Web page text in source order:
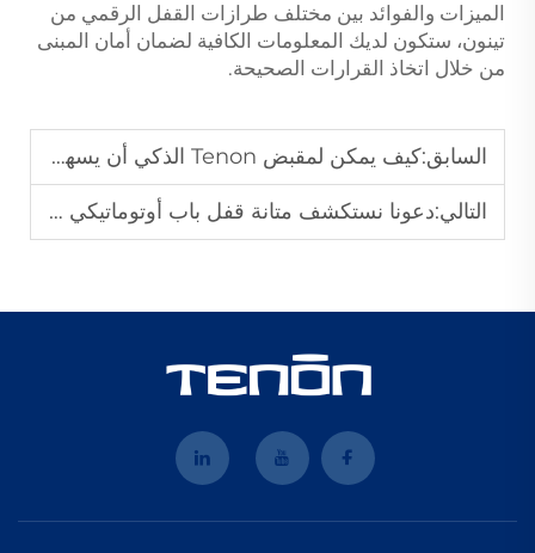
الميزات والفوائد بين مختلف طرازات القفل الرقمي من
تينون، ستكون لديك المعلومات الكافية لضمان أمان المبنى
من خلال اتخاذ القرارات الصحيحة.
السابق:كيف يمكن لمقبض Tenon الذكي أن يسهل إدارة ممتلكاتك
التالي:دعونا نستكشف متانة قفل باب أوتوماتيكي من Tenon للمتاجر